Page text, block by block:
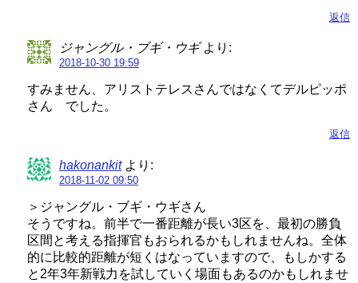
返信
ジャングル・ブギ・ウギ より:
2018-10-30 19:59
すみません、アリストテレスさんではなくてデルピッポ
さん でした。
返信
hakonankit より:
2018-11-02 09:50
＞ジャングル・ブギ・ウギさん
そうですね。前半で一番距離が長い3区を、最初の勝負
区間と考える指揮官もおられるかもしれませんね。全体
的に比較的距離が短くはなっていますので、もしかする
と2年3年新戦力を試していく場面もあるのかもしれませ